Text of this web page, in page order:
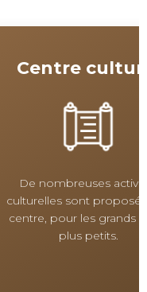
Centre
De nombreuses
culturelles sont
centre, pour les grands
plus petits.